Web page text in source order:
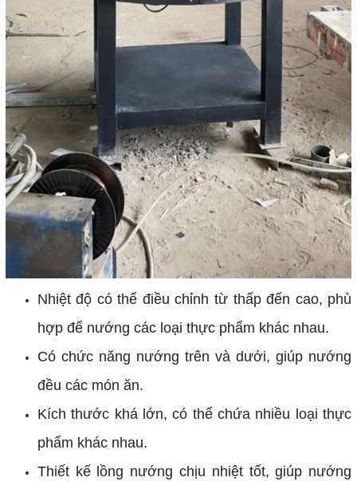
Nhiệt độ có thể điều chỉnh từ thấp đến cao, phù
hợp để nướng các loại thực phẩm khác nhau.
Có chức năng nướng trên và dưới, giúp nướng
đều các món ăn.
Kích thước khá lớn, có thể chứa nhiều loại thực
phẩm khác nhau.
Thiết kế lồng nướng chịu nhiệt tốt, giúp nướng